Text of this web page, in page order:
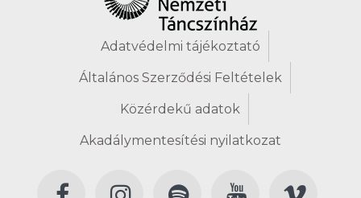
Adatvédelmi tájékoztató
Általános Szerződési Feltételek
Közérdekű adatok
Akadálymentesítési nyilatkozat